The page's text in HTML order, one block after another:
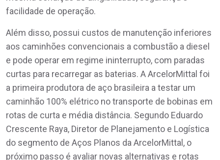
facilidade de operação.
Além disso, possui custos de manutenção inferiores
aos caminhões convencionais a combustão a diesel
e pode operar em regime ininterrupto, com paradas
curtas para recarregar as baterias. A ArcelorMittal foi
a primeira produtora de aço brasileira a testar um
caminhão 100% elétrico no transporte de bobinas em
rotas de curta e média distância. Segundo Eduardo
Crescente Raya, Diretor de Planejamento e Logística
do segmento de Aços Planos da ArcelorMittal, o
próximo passo é avaliar novas alternativas e rotas